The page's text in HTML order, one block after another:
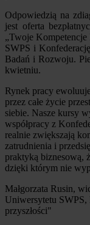
Odpowiedzią na
jest oferta
„Twoje Kompetencje
SWPS i
Badań i Rozwoju.
kwietniu.
Rynek pracy
przez całe życie
siebie. Nasze kursy
współpracy z
realnie zwiększają
zatrudnienia i
praktyką biznesową,
dzięki którym nie
Małgorzata Rusin,
Uniwersytetu
przyszłości"